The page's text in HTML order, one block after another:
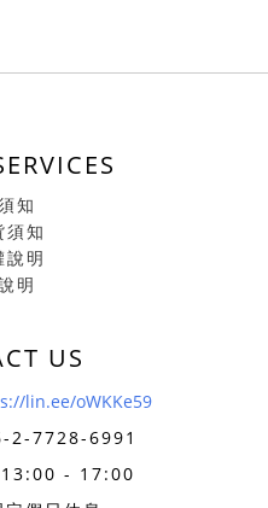
知
須知
說明
明
US
lin.ee/oWKKe59
2-7728-6991
- 17:00